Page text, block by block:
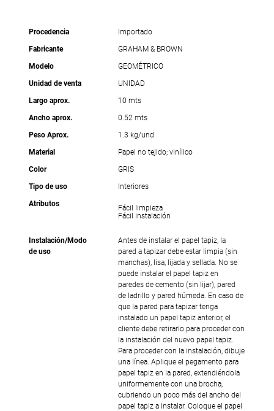
Procedencia
Importado
Fabricante
GRAHAM & BROWN
Modelo
GEOMÉTRICO
Unidad de venta
UNIDAD
Largo aprox.
10 mts
Ancho aprox.
0.52 mts
Peso Aprox.
1.3 kg/und
Material
Papel no tejido; vinílico
Color
GRIS
Tipo de uso
Interiores
Atributos
Fácil limpieza
Fácil instalación
Instalación/Modo
de uso
Antes de instalar el papel tapiz, la
pared a tapizar debe estar limpia (sin
manchas), lisa, lijada y sellada. No se
puede instalar el papel tapiz en
paredes de cemento (sin lijar), pared
de ladrillo y pared húmeda. En caso de
que la pared para tapizar tenga
instalado un papel tapiz anterior, el
cliente debe retirarlo para proceder con
la instalación del nuevo papel tapiz.
Para proceder con la instalación, dibuje
una línea. Aplique el pegamento para
papel tapiz en la pared, extendiéndola
uniformemente con una brocha,
cubriendo un poco más del ancho del
papel tapiz a instalar. Coloque el papel